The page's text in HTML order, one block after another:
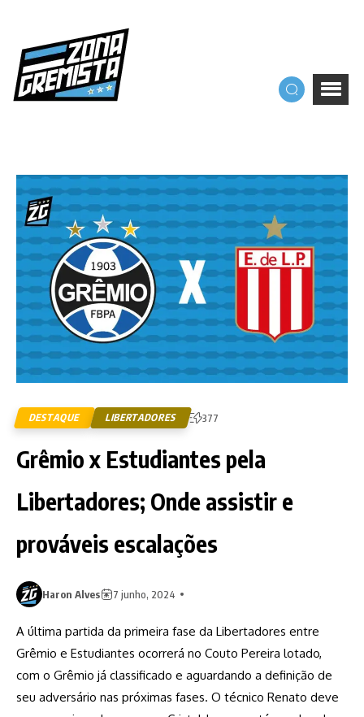
DESTAQUE LIBERTADORES 377
Grêmio x Estudiantes pela
Libertadores; Onde assistir e
prováveis escalações
Haron Alves 7 junho, 2024
A última partida da primeira fase da Libertadores entre
Grêmio e Estudiantes ocorrerá no Couto Pereira lotado,
com o Grêmio já classificado e aguardando a definição de
seu adversário nas próximas fases. O técnico Renato deve